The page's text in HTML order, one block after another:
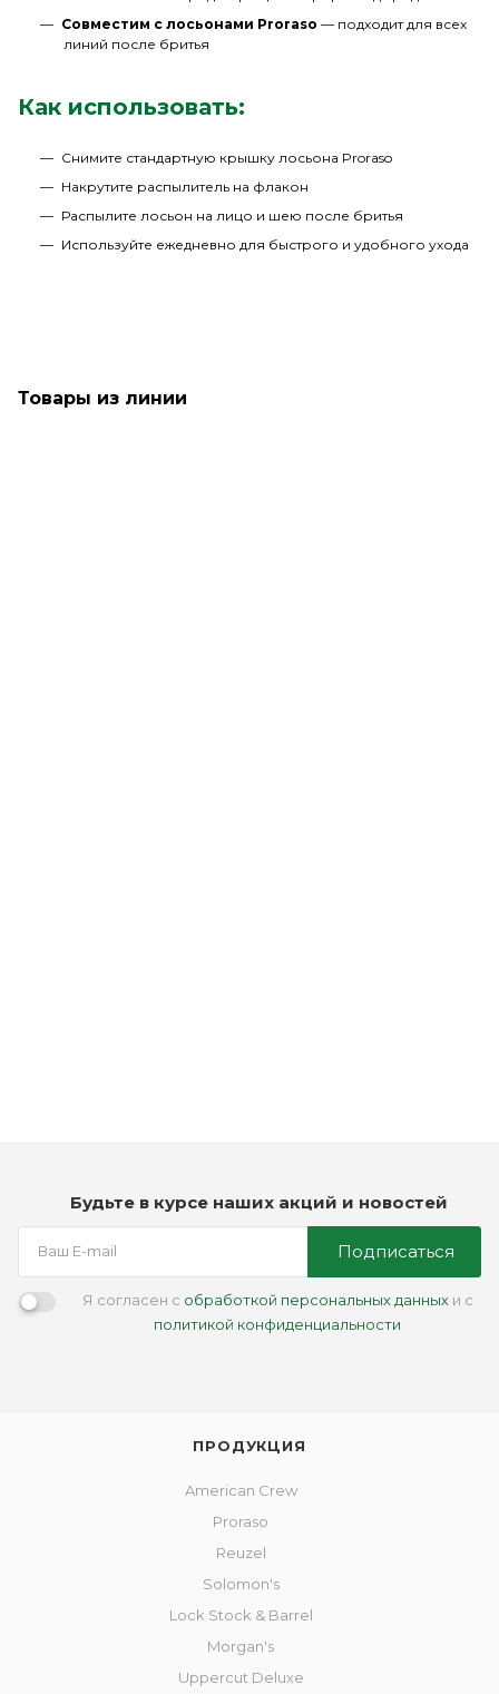
Совместим с лосьонами Proraso — подходит для всех
линий после бритья
Как использовать:
Снимите стандартную крышку лосьона Proraso
Накрутите распылитель на флакон
Распылите лосьон на лицо и шею после бритья
Используйте ежедневно для быстрого и удобного ухода
Товары из линии
Будьте в курсе наших акций и новостей
Подписаться
Я согласен с обработкой персональных данныхи с
политикой конфиденциальности
ПРОДУКЦИЯ
American Crew
Proraso
Reuzel
Solomon's
Lock Stock & Barrel
Morgan's
Uppercut Deluxe